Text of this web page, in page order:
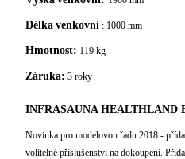
Délka venkovní : 1000 mm
Hmotnost: 119 kg
Záruka: 3 roky
INFRASAUNA HEALTHLAND
Novinka pro modelovou řadu 2018 -
volitelné příslušenství na dokoupení.